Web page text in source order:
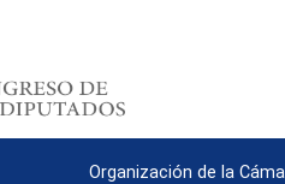
Organización de la